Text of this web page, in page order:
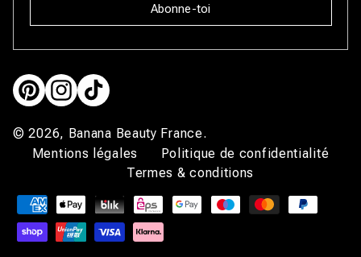
Abonne-toi
PinterestInstagramTikTok
Moyens
de
paiement
© 2026, Banana Beauty France.
Mentions légales
Politique de confidentialité
Termes & conditions